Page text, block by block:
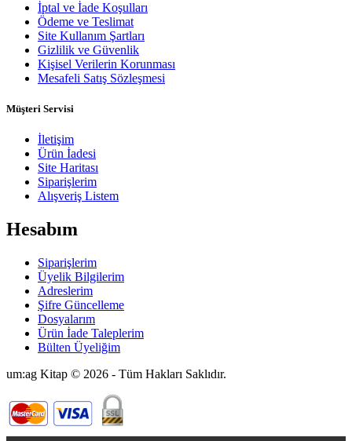
İptal ve İade Koşulları
Ödeme ve Teslimat
Site Kullanım Şartları
Gizlilik ve Güvenlik
Kişisel Verilerin Korunması
Mesafeli Satış Sözleşmesi
Müşteri Servisi
İletişim
Ürün İadesi
Site Haritası
Siparişlerim
Alışveriş Listem
Hesabım
Siparişlerim
Üyelik Bilgilerim
Adreslerim
Şifre Güncelleme
Dosyalarım
Ürün İade Taleplerim
Bülten Üyeliğim
um:ag Kitap © 2026 - Tüm Hakları Saklıdır.